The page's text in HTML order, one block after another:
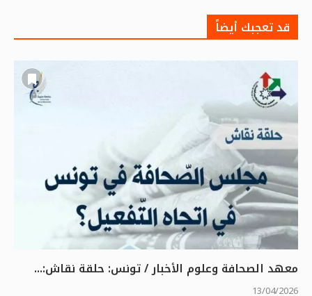
قد تعجبك أيضاً
معهد الصحافة وعلوم الأخبار / تونس: حلقة نقاش:...
13/04/2026